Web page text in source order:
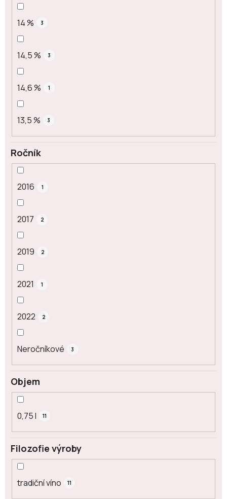
14 % 3
14,5 % 3
14,6 % 1
13,5 % 3
Ročník
2016 1
2017 2
2019 2
2021 1
2022 2
Neročníkové 3
Objem
0,75 l 11
Filozofie výroby
tradiční víno 11